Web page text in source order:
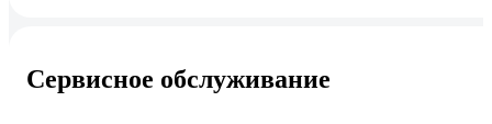
Сервисное обслуживание